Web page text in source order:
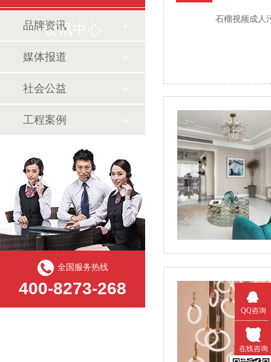
资讯中心
品牌资讯
媒体报道
社会公益
工程案例
全国服务热线
400-8273-268
石榴视频成人
QQ咨询
在线咨询